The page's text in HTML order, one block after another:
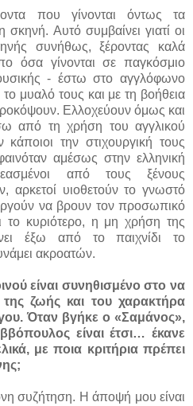
που γίνονται όντως τα
Αυτό συμβαίνει γιατί οι
συνήθως, ξέροντας καλά
όσα γίνονται σε παγκόσμιο
- έστω στο αγγλόφωνο
το μυαλό τους και με τη βοήθεια
Ελλοχεύουν όμως και
από τη χρήση του αγγλικού
την στιχουργική τους
αμέσως στην ελληνική
από τους ξένους
αρκετοί υιοθετούν το γνωστό
να βρουν τον προσωπικό
το κυριότερο, η μη χρήση της
έξω από το παιχνίδι το
ακροατών.
είναι συνηθισμένο στο να
της ζωής και του χαρακτήρα
Όταν βγήκε ο «Σαμάνος»,
είναι έτσι… έκανε
με ποια κριτήρια πρέπει
συζήτηση. Η άποψή μου είναι